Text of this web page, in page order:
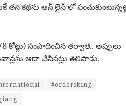
కథను ఆన్ లైన్ లో
సంపాదించిన తర్వాత.. అప్పులు
ఆదా చేసినట్లు తెలిపాడు.
#ordersking